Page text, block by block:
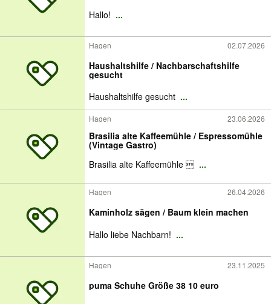
Hallo! ...
Hagen 02.07.2026
Haushaltshilfe / Nachbarschaftshilfe
gesucht
Haushaltshilfe gesucht ...
Hagen 23.06.2026
Brasilia alte Kaffeemühle / Espressomühle
(Vintage Gastro)
Brasilia alte Kaffeemühle  ...
Hagen 26.04.2026
Kaminholz sägen / Baum klein machen
Hallo liebe Nachbarn! ...
Hagen 23.11.2025
puma Schuhe Größe 38 10 euro